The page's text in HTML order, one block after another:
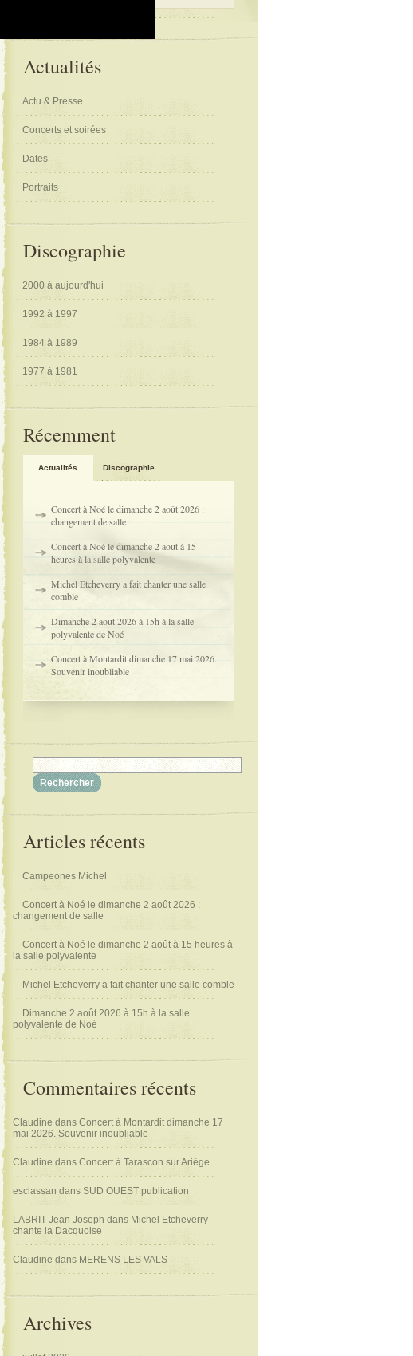
Actualités
Actu & Presse
Concerts et soirées
Dates
Portraits
Discographie
2000 à aujourd'hui
1992 à 1997
1984 à 1989
1977 à 1981
Récemment
Actualités Discographie
Concert à Noé le dimanche 2 août 2026 :
changement de salle
Concert à Noé le dimanche 2 août à 15
heures à la salle polyvalente
Michel Etcheverry a fait chanter une salle
comble
Dimanche 2 août 2026 à 15h à la salle
polyvalente de Noé
Concert à Montardit dimanche 17 mai 2026.
Souvenir inoubliable
Articles récents
Campeones Michel
Concert à Noé le dimanche 2 août 2026 :
changement de salle
Concert à Noé le dimanche 2 août à 15 heures à
la salle polyvalente
Michel Etcheverry a fait chanter une salle comble
Dimanche 2 août 2026 à 15h à la salle
polyvalente de Noé
Commentaires récents
Claudine dans Concert à Montardit dimanche 17
mai 2026. Souvenir inoubliable
Claudine dans Concert à Tarascon sur Ariège
esclassan dans SUD OUEST publication
LABRIT Jean Joseph dans Michel Etcheverry
chante la Dacquoise
Claudine dans MERENS LES VALS
Archives